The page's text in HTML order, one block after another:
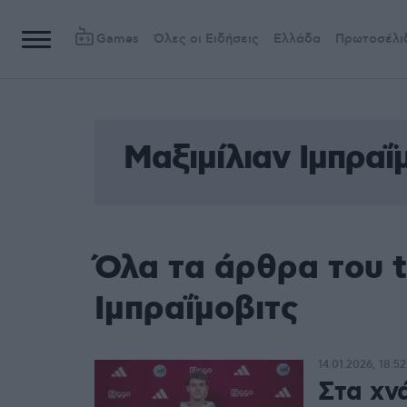
Games Όλες οι Ειδήσεις Ελλάδα
Μαξιμίλιαν
Όλα τα άρθρα του
Ιμπραΐμοβιτς
Στα
14.01.2026, 18:52